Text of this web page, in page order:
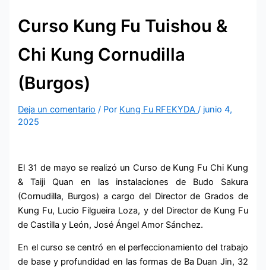
Curso Kung Fu Tuishou &
Chi Kung Cornudilla
(Burgos)
Deja un comentario / Por Kung Fu RFEKYDA/ junio 4,
2025
El 31 de mayo se realizó un Curso de Kung Fu Chi Kung
& Taiji Quan en las instalaciones de Budo Sakura
(Cornudilla, Burgos) a cargo del Director de Grados de
Kung Fu, Lucio Filgueira Loza, y del Director de Kung Fu
de Castilla y León, José Ángel Amor Sánchez.
En el curso se centró en el perfeccionamiento del trabajo
de base y profundidad en las formas de Ba Duan Jin, 32